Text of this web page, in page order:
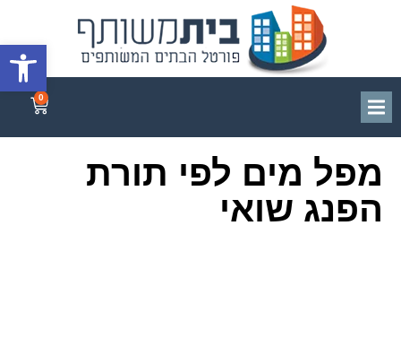
פתח
0
מפל מים לפי תורת
הפנג שואי